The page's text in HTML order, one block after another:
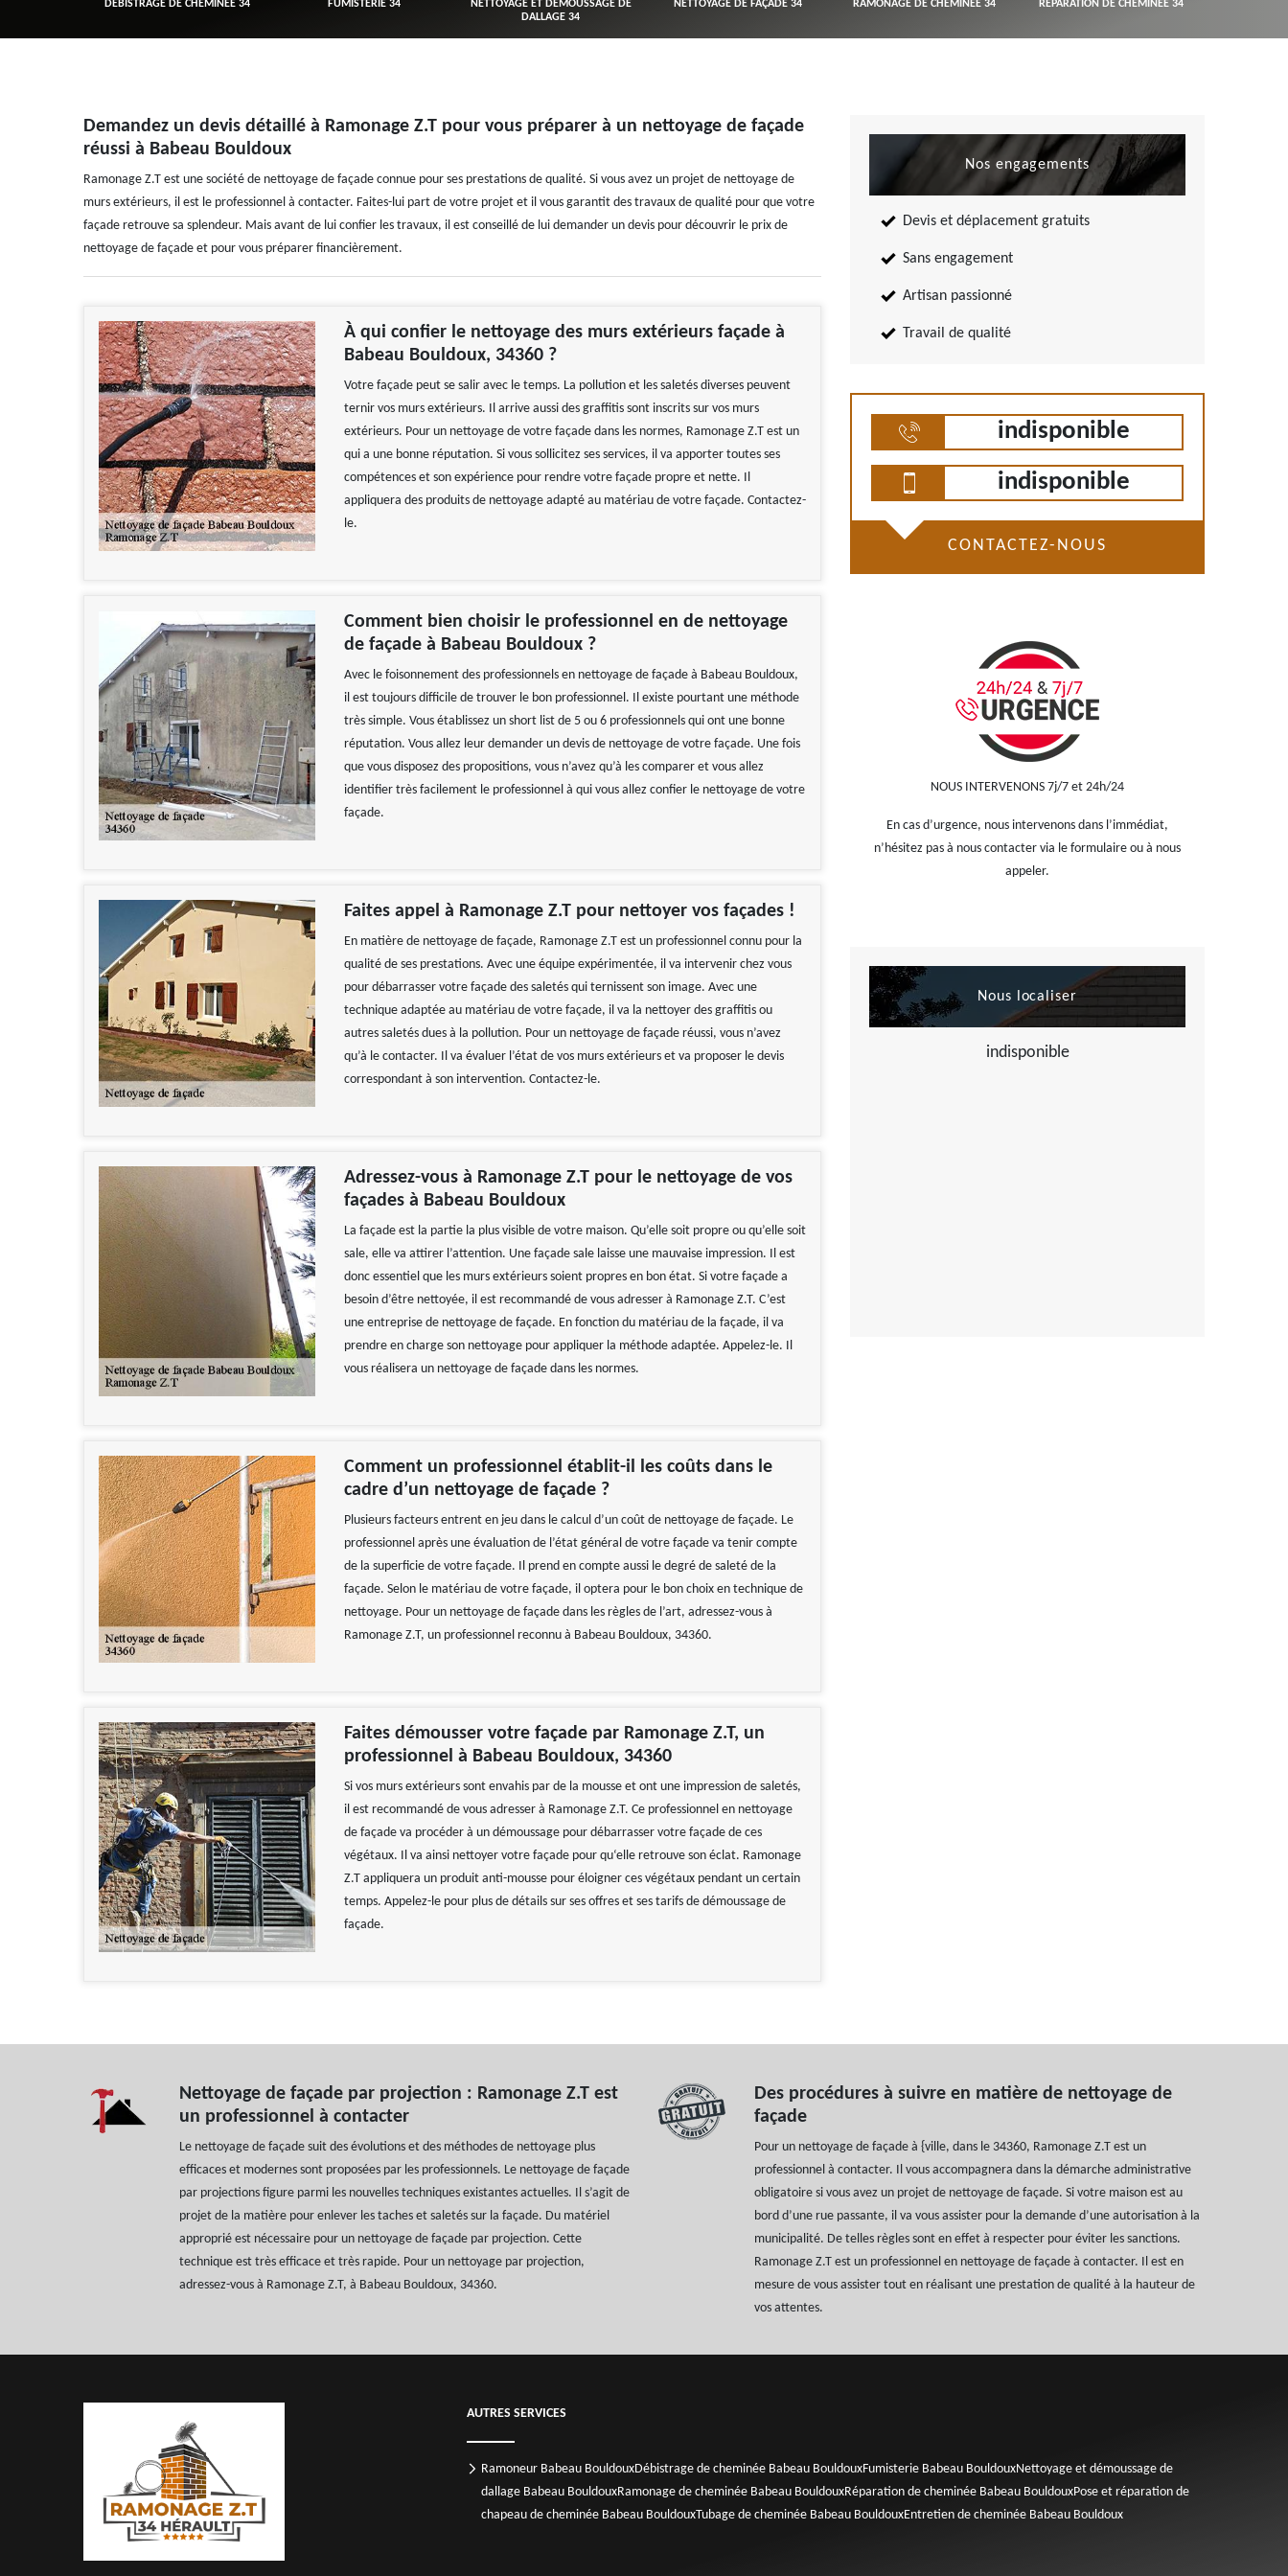
DÉBISTRAGE DE CHEMINÉE 34 FUMISTERIE 34
NETTOYAGE ET DÉMOUSSAGE DE
DALLAGE 34
NETTOYAGE DE FAÇADE 34 RAMONAGE DE CHEMINÉE 34 RÉPARATION DE CHEMINÉE 34
Demandez un devis détaillé à Ramonage Z.T pour vous préparer à un nettoyage de façade
réussi à Babeau Bouldoux
Ramonage Z.T est une société de nettoyage de façade connue pour ses prestations de qualité. Si vous avez un projet de nettoyage de
murs extérieurs, il est le professionnel à contacter. Faites-lui part de votre projet et il vous garantit des travaux de qualité pour que votre
façade retrouve sa splendeur. Mais avant de lui confier les travaux, il est conseillé de lui demander un devis pour découvrir le prix de
nettoyage de façade et pour vous préparer financièrement.
À qui confier le nettoyage des murs extérieurs façade à
Babeau Bouldoux, 34360 ?
Votre façade peut se salir avec le temps. La pollution et les saletés diverses peuvent
ternir vos murs extérieurs. Il arrive aussi des graffitis sont inscrits sur vos murs
extérieurs. Pour un nettoyage de votre façade dans les normes, Ramonage Z.T est un
qui a une bonne réputation. Si vous sollicitez ses services, il va apporter toutes ses
compétences et son expérience pour rendre votre façade propre et nette. Il
appliquera des produits de nettoyage adapté au matériau de votre façade. Contactez-
le.
Comment bien choisir le professionnel en de nettoyage
de façade à Babeau Bouldoux ?
Avec le foisonnement des professionnels en nettoyage de façade à Babeau Bouldoux,
il est toujours difficile de trouver le bon professionnel. Il existe pourtant une méthode
très simple. Vous établissez un short list de 5 ou 6 professionnels qui ont une bonne
réputation. Vous allez leur demander un devis de nettoyage de votre façade. Une fois
que vous disposez des propositions, vous n’avez qu’à les comparer et vous allez
identifier très facilement le professionnel à qui vous allez confier le nettoyage de votre
façade.
Faites appel à Ramonage Z.T pour nettoyer vos façades !
En matière de nettoyage de façade, Ramonage Z.T est un professionnel connu pour la
qualité de ses prestations. Avec une équipe expérimentée, il va intervenir chez vous
pour débarrasser votre façade des saletés qui ternissent son image. Avec une
technique adaptée au matériau de votre façade, il va la nettoyer des graffitis ou
autres saletés dues à la pollution. Pour un nettoyage de façade réussi, vous n’avez
qu’à le contacter. Il va évaluer l’état de vos murs extérieurs et va proposer le devis
correspondant à son intervention. Contactez-le.
Adressez-vous à Ramonage Z.T pour le nettoyage de vos
façades à Babeau Bouldoux
La façade est la partie la plus visible de votre maison. Qu’elle soit propre ou qu’elle soit
sale, elle va attirer l’attention. Une façade sale laisse une mauvaise impression. Il est
donc essentiel que les murs extérieurs soient propres en bon état. Si votre façade a
besoin d’être nettoyée, il est recommandé de vous adresser à Ramonage Z.T. C’est
une entreprise de nettoyage de façade. En fonction du matériau de la façade, il va
prendre en charge son nettoyage pour appliquer la méthode adaptée. Appelez-le. Il
vous réalisera un nettoyage de façade dans les normes.
Comment un professionnel établit-il les coûts dans le
cadre d’un nettoyage de façade ?
Plusieurs facteurs entrent en jeu dans le calcul d’un coût de nettoyage de façade. Le
professionnel après une évaluation de l’état général de votre façade va tenir compte
de la superficie de votre façade. Il prend en compte aussi le degré de saleté de la
façade. Selon le matériau de votre façade, il optera pour le bon choix en technique de
nettoyage. Pour un nettoyage de façade dans les règles de l’art, adressez-vous à
Ramonage Z.T, un professionnel reconnu à Babeau Bouldoux, 34360.
Faites démousser votre façade par Ramonage Z.T, un
professionnel à Babeau Bouldoux, 34360
Si vos murs extérieurs sont envahis par de la mousse et ont une impression de saletés,
il est recommandé de vous adresser à Ramonage Z.T. Ce professionnel en nettoyage
de façade va procéder à un démoussage pour débarrasser votre façade de ces
végétaux. Il va ainsi nettoyer votre façade pour qu‘elle retrouve son éclat. Ramonage
Z.T appliquera un produit anti-mousse pour éloigner ces végétaux pendant un certain
temps. Appelez-le pour plus de détails sur ses offres et ses tarifs de démoussage de
façade.
Nos engagements
Devis et déplacement gratuits
Sans engagement
Artisan passionné
Travail de qualité
indisponible
indisponible
CONTACTEZ-NOUS
NOUS INTERVENONS 7j/7 et 24h/24
En cas d’urgence, nous intervenons dans l’immédiat,
n’hésitez pas à nous contacter via le formulaire ou à nous
appeler.
Nous localiser
indisponible
Nettoyage de façade par projection : Ramonage Z.T est
un professionnel à contacter
Le nettoyage de façade suit des évolutions et des méthodes de nettoyage plus
efficaces et modernes sont proposées par les professionnels. Le nettoyage de façade
par projections figure parmi les nouvelles techniques existantes actuelles. Il s’agit de
projet de la matière pour enlever les taches et saletés sur la façade. Du matériel
approprié est nécessaire pour un nettoyage de façade par projection. Cette
technique est très efficace et très rapide. Pour un nettoyage par projection,
adressez-vous à Ramonage Z.T, à Babeau Bouldoux, 34360.
Des procédures à suivre en matière de nettoyage de
façade
Pour un nettoyage de façade à {ville, dans le 34360, Ramonage Z.T est un
professionnel à contacter. Il vous accompagnera dans la démarche administrative
obligatoire si vous avez un projet de nettoyage de façade. Si votre maison est au
bord d’une rue passante, il va vous assister pour la demande d’une autorisation à la
municipalité. De telles règles sont en effet à respecter pour éviter les sanctions.
Ramonage Z.T est un professionnel en nettoyage de façade à contacter. Il est en
mesure de vous assister tout en réalisant une prestation de qualité à la hauteur de
vos attentes.
AUTRES SERVICES
Ramoneur Babeau BouldouxDébistrage de cheminée Babeau BouldouxFumisterie Babeau BouldouxNettoyage et démoussage de
dallage Babeau BouldouxRamonage de cheminée Babeau BouldouxRéparation de cheminée Babeau BouldouxPose et réparation de
chapeau de cheminée Babeau BouldouxTubage de cheminée Babeau BouldouxEntretien de cheminée Babeau Bouldoux